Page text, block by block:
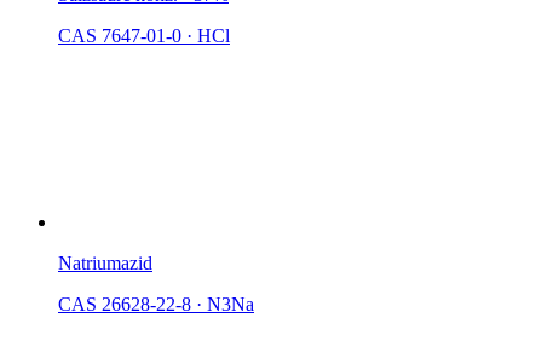
CAS 7647-01-0 · HCl
Natriumazid
CAS 26628-22-8 · N3Na